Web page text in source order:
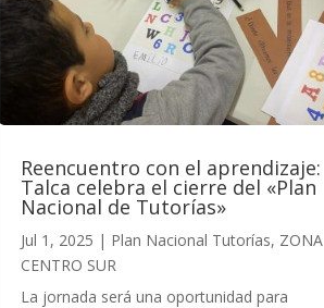
Reencuentro con el aprendizaje:
Talca celebra el cierre del «Plan
Nacional de Tutorías»
Jul 1, 2025 | Plan Nacional Tutorías, ZONA
CENTRO SUR
La jornada será una oportunidad para